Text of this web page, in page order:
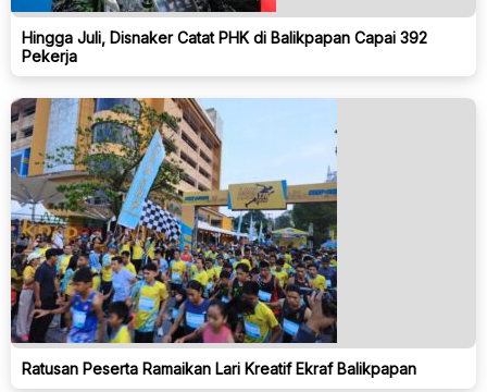
Hingga Juli, Disnaker Catat PHK di Balikpapan Capai 392
Pekerja
Ratusan Peserta Ramaikan Lari Kreatif Ekraf Balikpapan